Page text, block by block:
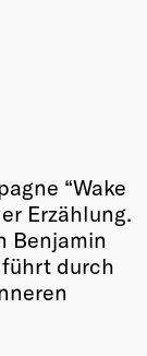
“Wake
Erzählung.
Benjamin
durch